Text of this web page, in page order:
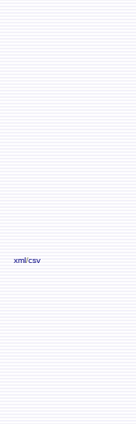
xml/csv